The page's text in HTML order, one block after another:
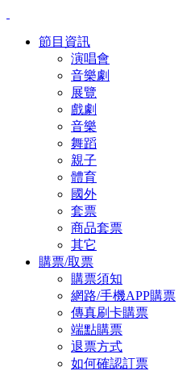
節目資訊
演唱會
音樂劇
展覽
戲劇
音樂
舞蹈
親子
體育
國外
套票
商品套票
其它
購票/取票
購票須知
網路/手機APP購票
傳真刷卡購票
端點購票
退票方式
如何確認訂票